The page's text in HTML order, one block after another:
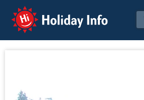
Holiday Info